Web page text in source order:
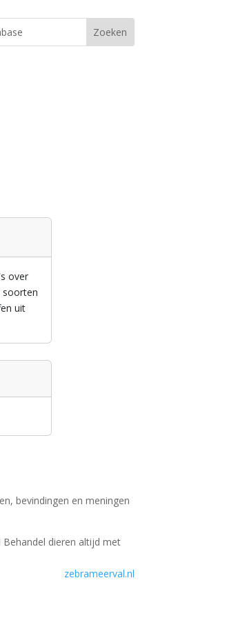
over
soorten
uit
bevindingen en meningen
dieren altijd met
zebrameerval.nl